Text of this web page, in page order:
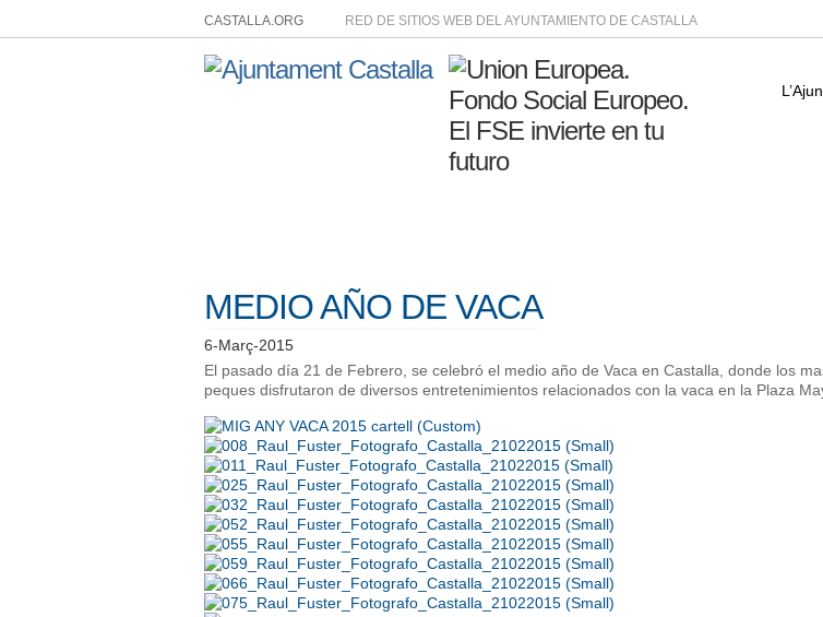
CASTALLA.ORG RED DE SITIOS WEB DEL AYUNTAMIENTO DE CASTALLA
MEDIO AÑO DE VACA
6-Març-2015
El pasado día 21 de Febrero, se celebró el medio año de Vaca en Castalla, donde los
peques disfrutaron de diversos entretenimientos relacionados con la vaca en la Plaza